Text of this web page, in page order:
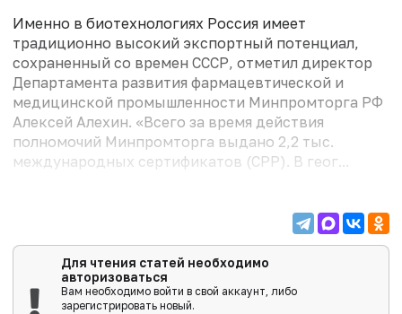
Именно в биотехнологиях Россия имеет
традиционно высокий экспортный потенциал,
сохраненный со времен СССР, отметил директор
Департамента развития фармацевтической и
медицинской промышленности Минпромторга РФ
Алексей Алехин. «Всего за время действия
полномочий Минпромторга выдано 2,2 тыс.
международных сертификатов (СРР). В геог...
Для чтения статей необходимо
авторизоваться
Вам необходимо войти в свой аккаунт, либо
зарегистрировать новый.